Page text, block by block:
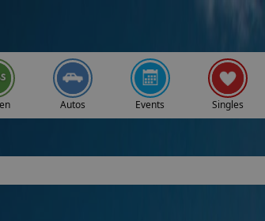
Autos Events Singles